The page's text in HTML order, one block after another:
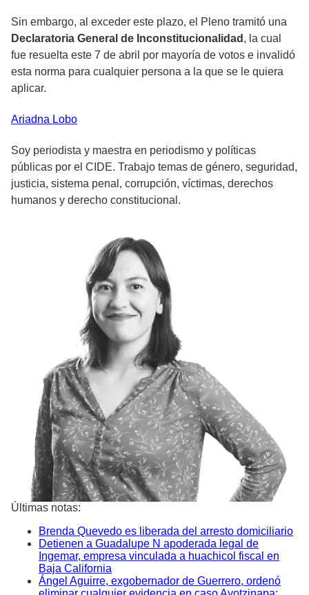
Sin embargo, al exceder este plazo, el Pleno tramitó una
Declaratoria General de Inconstitucionalidad , la cual
fue resuelta este 7 de abril por mayoría de votos e invalidó
esta norma para cualquier persona a la que se le quiera
aplicar.
Ariadna Lobo
Soy periodista y maestra en periodismo y políticas
públicas por el CIDE. Trabajo temas de género, seguridad,
justicia, sistema penal, corrupción, víctimas, derechos
humanos y derecho constitucional.
Últimas notas:
Brenda Quevedo es liberada del arresto domiciliario
Detienen a Guadalupe N apoderada legal de
Ingemar, empresa vinculada a huachicol fiscal en
Baja California
Ángel Aguirre, exgobernador de Guerrero, ordenó